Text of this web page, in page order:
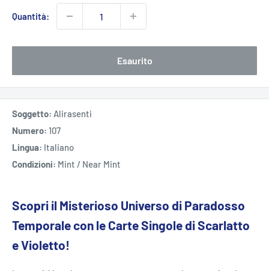
Quantità:
Esaurito
Soggetto: Alirasenti
Numero: 107
Lingua: Italiano
Condizioni: Mint / Near Mint
Scopri il Misterioso Universo di Paradosso
Temporale con le Carte Singole di Scarlatto
e Violetto!